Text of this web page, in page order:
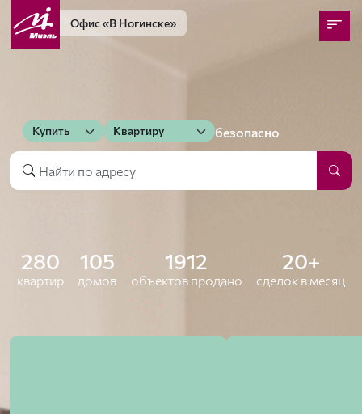
Офис«В Ногинске»
Купить Квартиру выгодно
280
квартир
105
домов
1912
объектов продано
20+
сделок в месяц